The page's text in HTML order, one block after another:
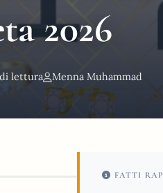
2026
lettura Menna Muhammad
FATTI